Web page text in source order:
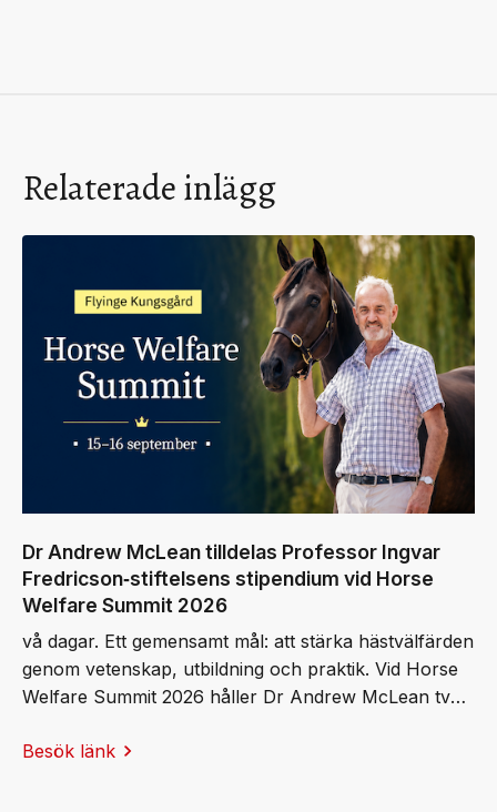
Relaterade inlägg
Dr Andrew McLean tilldelas Professor Ingvar
Fredricson‑stiftelsens stipendium vid Horse
Welfare Summit 2026
vå dagar. Ett gemensamt mål: att stärka hästvälfärden
genom vetenskap, utbildning och praktik. Vid Horse
Welfare Summit 2026 håller Dr Andrew McLean två
Fredricson-stiftelsens stipendium.
Besök länk